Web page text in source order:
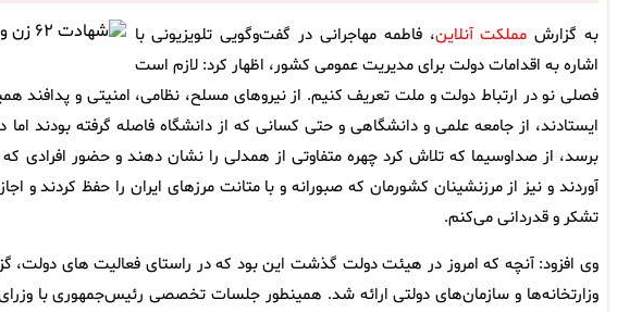
به گزارش مملکت آنلاین، فاطمه مهاجرانی در گفت‌وگویی تلویزیونی با
اشاره به اقدامات دولت برای مدیریت عمومی کشور، اظهار کرد: لازم است
فصلی نو در ارتباط دولت و ملت تعریف کنیم. از نیروهای مسلح، نظامی، امنیتی و پدافند
ایستادند، از جامعه علمی و دانشگاهی و حتی کسانی که از دانشگاه فاصله گرفته بودند
برسد، از صداوسیما که تلاش کرد چهره متفاوتی از همدلی را نشان دهند و حضور افرادی که
آوردند و نیز از مرزنشینان کشورمان که صبورانه و با متانت مرزهای ایران را حفظ کردند و
تشکر و قدردانی می‌کنم.
وی افزود: آنچه که امروز در هیئت دولت گذشت این بود که در راستای فعالیت های دولت،
وزارتخانه‌ها و سازمان‌های دولتی ارائه شد. همینطور جلسات تخصصی رئیس‌جمهوری با